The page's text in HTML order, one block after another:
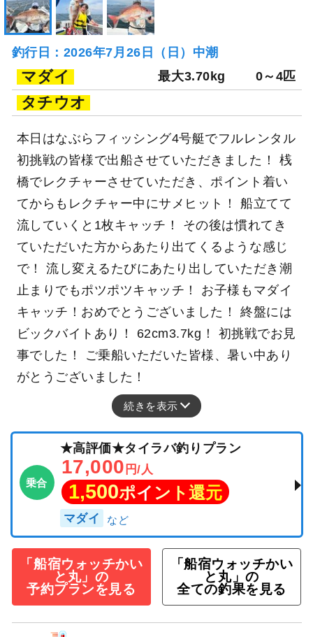
釣行日：2026年7月26日（日）中潮
マダイ 最大3.70kg 0～4匹
タチウオ
本日はなぶらフィッシング4号艇でフルレンタル
初挑戦の皆様で出船させていただきました！ 桟
橋でレクチャーさせていただき、ポイント着い
てからもレクチャー中にサメヒット！ 船立てて
流していくと1枚キャッチ！ その後は慣れてき
ていただいた方からあたり出てくるような感じ
で！ 流し変えるたびにあたり出していただき潮
止まりでもポツポツキャッチ！ お子様もマダイ
キャッチ！おめでとうございました！ 終盤には
ビックバイトあり！ 62cm3.7kg！ 初挑戦でお見
事でした！ ご乗船いただいた皆様、暑い中あり
がとうございました！
続きを表示
乗合
★高評価★タイラバ釣りプラン
17,000 円/人
1,500ポイント還元
マダイ
「船宿ウォッチかい
と丸」の
予約プランを見る
「船宿ウォッチかい
と丸」の
全ての釣果を見る